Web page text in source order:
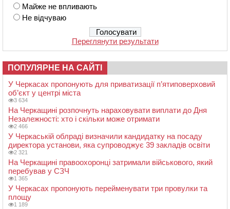
Майже не впливають
Не відчуваю
Переглянути результати
ПОПУЛЯРНЕ НА САЙТІ
У Черкасах пропонують для приватизації п’ятиповерховий
об’єкт у центрі міста
3 634
На Черкащині розпочнуть нараховувати виплати до Дня
Незалежності: хто і скільки може отримати
2 466
У Черкаській облраді визначили кандидатку на посаду
директора установи, яка супроводжує 39 закладів освіти
2 321
На Черкащині правоохоронці затримали військового, який
перебував у СЗЧ
1 365
У Черкасах пропонують перейменувати три провулки та
площу
1 189